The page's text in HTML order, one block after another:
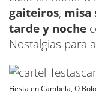
gaiteiros, misa
tarde y noche
Nostalgias para
Fiesta en Cambela, O Bolo